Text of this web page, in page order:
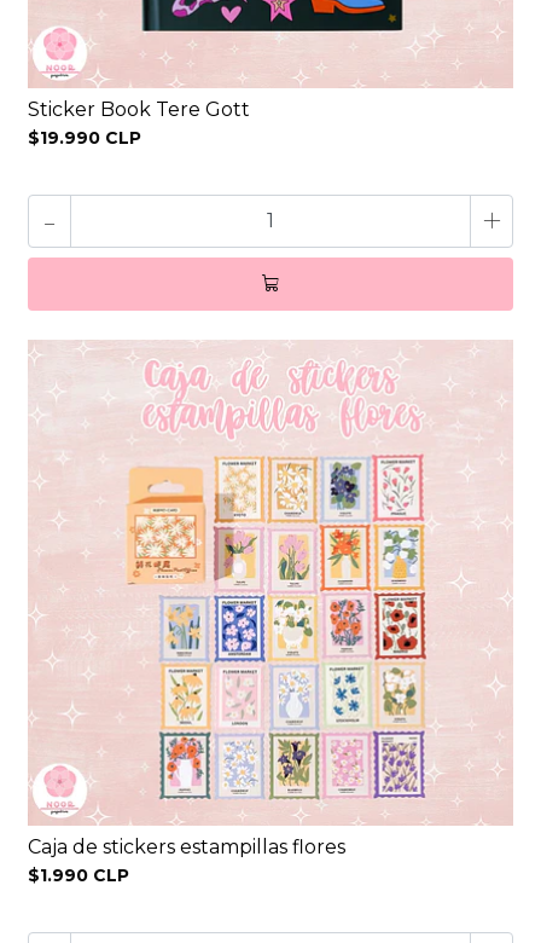
Sticker Book Tere Gott
$19.990 CLP
- +
Caja de stickers estampillas flores
$1.990 CLP